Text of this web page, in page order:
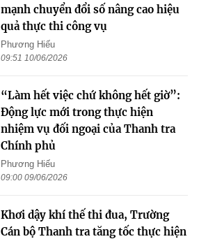
mạnh chuyển đổi số nâng cao hiệu
quả thực thi công vụ
Phương Hiếu
09:51 10/06/2026
“Làm hết việc chứ không hết giờ”:
Động lực mới trong thực hiện
nhiệm vụ đối ngoại của Thanh tra
Chính phủ
Phương Hiếu
09:00 09/06/2026
Khơi dậy khí thế thi đua, Trường
Cán bộ Thanh tra tăng tốc thực hiện